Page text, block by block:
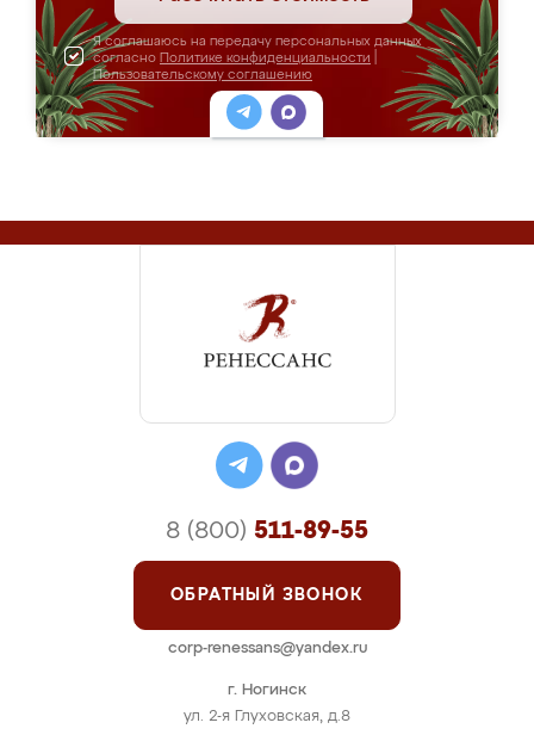
Я соглашаюсь на передачу персональных данных
согласно Политике конфиденциальности
Пользовательскому соглашению
г. Ногинск
ул. 2-я Глуховская, д.8
8 (800) 511-89-55
ОБРАТНЫЙ ЗВОНОК
corp-renessans@yandex.ru